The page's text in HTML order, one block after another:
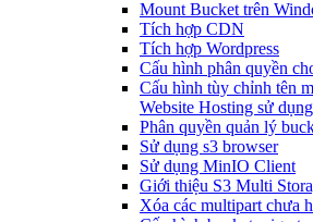
Mount Bucket trên
Tích hợp CDN
Tích hợp Wordpress
Cấu hình phân quyền
Cấu hình tùy chỉnh tên
Website Hosting sử
Phân quyền quản lý
Sử dụng s3 browser
Sử dụng MinIO Client
Giới thiệu S3 Multi
Xóa các multipart chưa